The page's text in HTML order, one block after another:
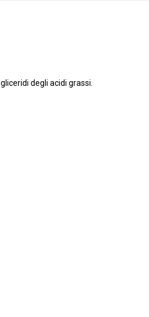
degli acidi grassi.